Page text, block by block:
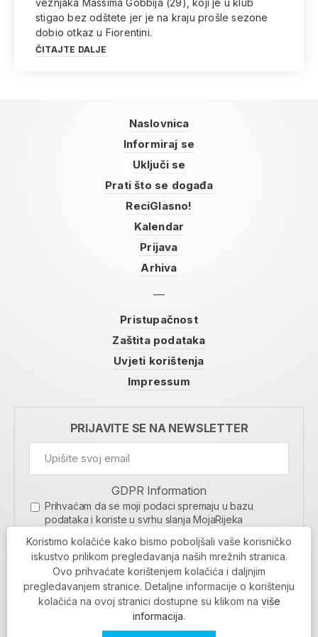
veznjaka Massima Gobbija (29), koji je u klub
stigao bez odštete jer je na kraju prošle sezone
dobio otkaz u Fiorentini.
ČITAJTE DALJE
Naslovnica
Informiraj se
Uključi se
Prati što se događa
ReciGlasno!
Kalendar
Prijava
Arhiva
Pristupačnost
Zaštita podataka
Uvjeti korištenja
Impressum
PRIJAVITE SE NA NEWSLETTER
GDPR Information
Prihvaćam da se moji podaci spremaju u bazu
podataka i koriste u svrhu slanja MojaRijeka
MOJARIJEKA NEWSLETTER
PRIJAVI SE
Koristimo kolačiće kako bismo poboljšali vaše korisničko
iskustvo prilikom pregledavanja naših mrežnih stranica.
Ovo prihvaćate korištenjem kolačića i daljnjim
pregledavanjem stranice. Detaljne informacije o korištenju
kolačića na ovoj stranici dostupne su klikom na više
informacija.